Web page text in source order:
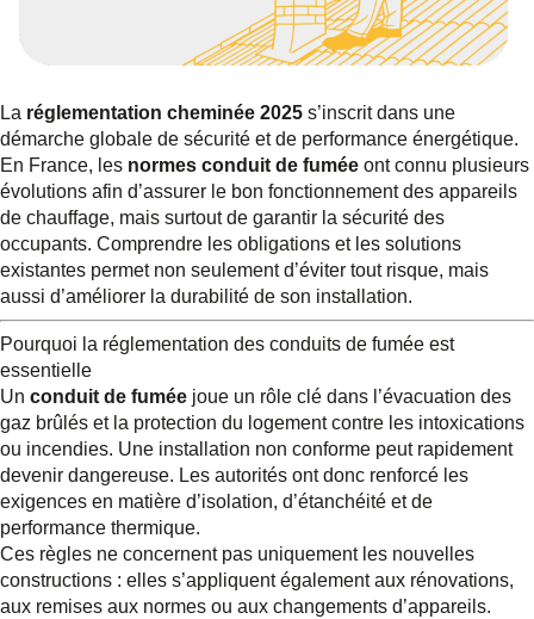
La réglementation cheminée 2025 s’inscrit dans une
démarche globale de sécurité et de performance énergétique.
En France, les normes conduit de fumée ont connu plusieurs
évolutions afin d’assurer le bon fonctionnement des appareils
de chauffage, mais surtout de garantir la sécurité des
occupants. Comprendre les obligations et les solutions
existantes permet non seulement d’éviter tout risque, mais
aussi d’améliorer la durabilité de son installation.
Pourquoi la réglementation des conduits de fumée est
essentielle
Un conduit de fumée joue un rôle clé dans l’évacuation des
gaz brûlés et la protection du logement contre les intoxications
ou incendies. Une installation non conforme peut rapidement
devenir dangereuse. Les autorités ont donc renforcé les
exigences en matière d’isolation, d’étanchéité et de
performance thermique.
Ces règles ne concernent pas uniquement les nouvelles
constructions : elles s’appliquent également aux rénovations,
aux remises aux normes ou aux changements d’appareils.